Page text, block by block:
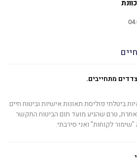
מתחייבים.
ביטלתי פוליסת תאונות אישיות וביטוח חיים
טרם שהגיע מועד תום הביטוח התקשר
"שימור לקוחות" ואני סירבתי.